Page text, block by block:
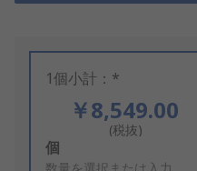
1個小計：*
￥8,549.00
(税抜)
Add
個